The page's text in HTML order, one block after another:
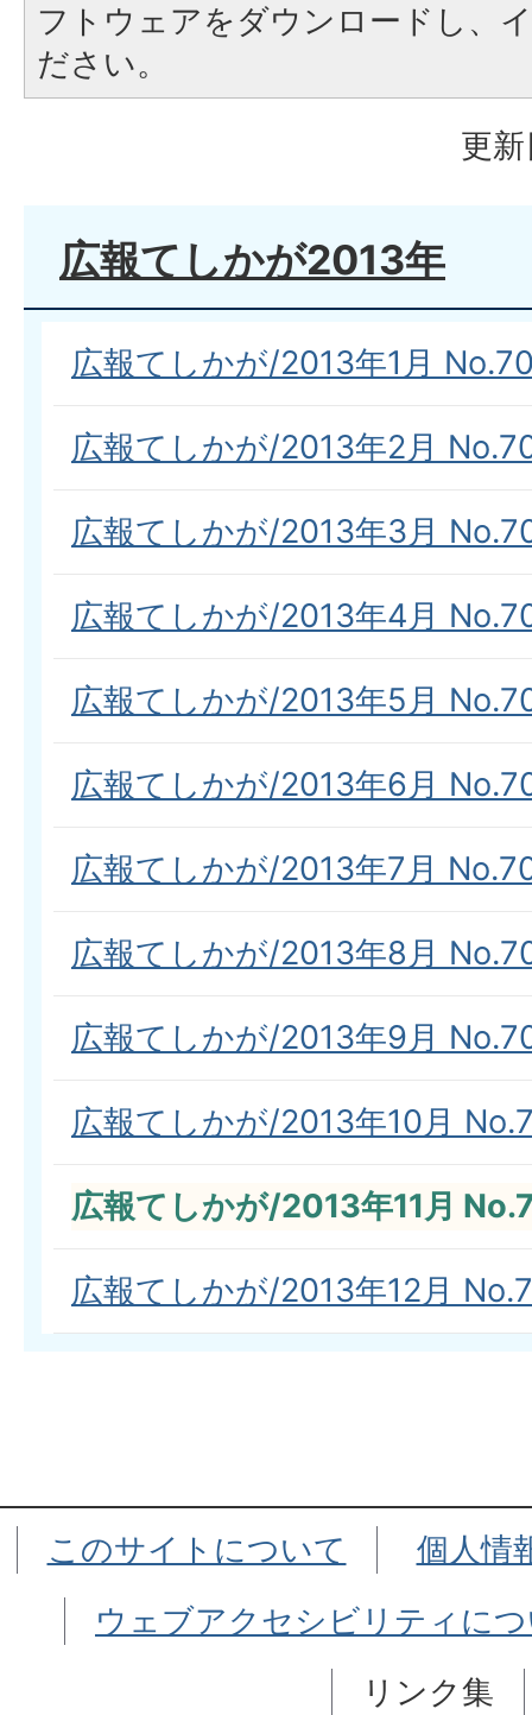
フトウェアをダウンロードし、
ださい。
更
広報てしかが2013年
広報てしかが/2013年1月
広報てしかが/2013年2月
広報てしかが/2013年3月
広報てしかが/2013年4月
広報てしかが/2013年5月
広報てしかが/2013年6月
広報てしかが/2013年7月
広報てしかが/2013年8月
広報てしかが/2013年9月
広報てしかが/2013年10月
広報てしかが/2013年11月
広報てしかが/2013年12月
このサイトについて
個人情
ウェブアクセシビリティに
リンク集